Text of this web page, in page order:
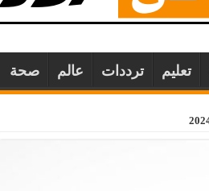
تعليم ترددات عالم صحة